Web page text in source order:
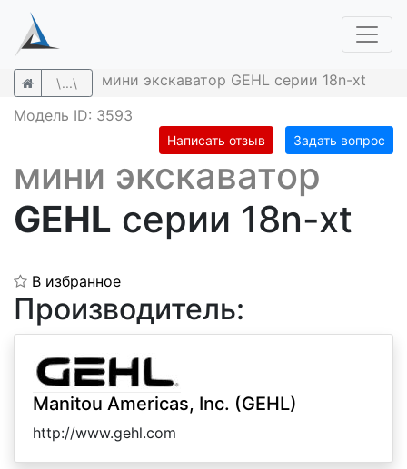
\...\
мини экскаватор GEHL серии 18n-xt
Модель ID: 3593
Написать отзыв Задать вопрос
мини экскаватор
GEHL серии 18n-xt
В избранное
Производитель:
Manitou Americas, Inc. (GEHL)
http://www.gehl.com